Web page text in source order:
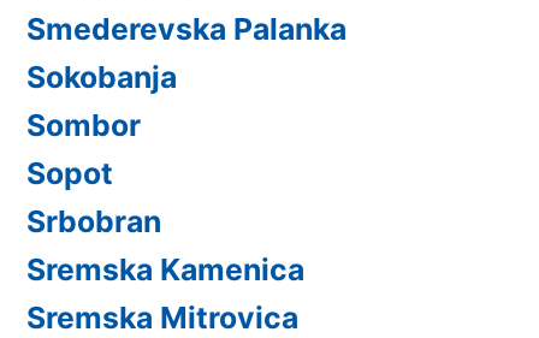
Smederevska Palanka
Sokobanja
Sombor
Sopot
Srbobran
Sremska Kamenica
Sremska Mitrovica